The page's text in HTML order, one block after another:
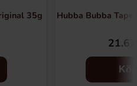
35g Hubba Bubba
Köp